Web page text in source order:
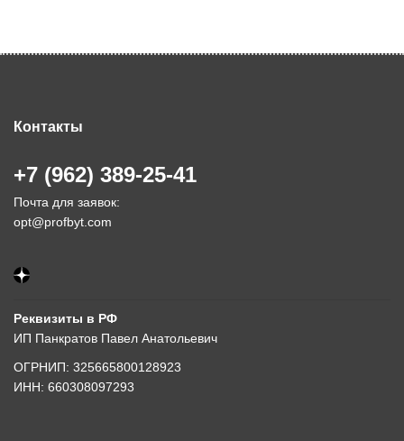
Контакты
+7 (962) 389-25-41
Почта для заявок:
opt@profbyt.com
Реквизиты в РФ
ИП Панкратов Павел Анатольевич
ОГРНИП: 325665800128923
ИНН: 660308097293